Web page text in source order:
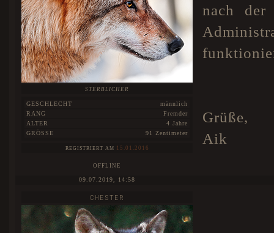
STERBLICHER
GESCHLECHT
männlich
RANG
Fremder
ALTER
4 Jahre
GRÖSSE
91 Zentimeter
REGISTRIERT AM 15.01.2016
OFFLINE
nach der
Grüße,
Aik
09.07.2019, 14:58
CHESTER